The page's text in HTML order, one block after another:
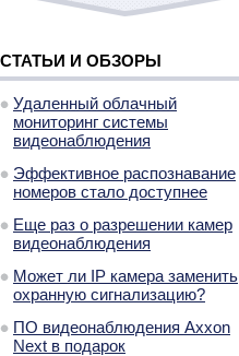
СТАТЬИ И ОБЗОРЫ
Удаленный облачный
мониторинг системы
видеонаблюдения
Эффективное распознавание
номеров стало доступнее
Еще раз о разрешении камер
видеонаблюдения
Может ли IP камера заменить
охранную сигнализацию?
ПО видеонаблюдения Axxon
Next в подарок